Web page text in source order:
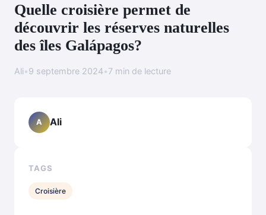
Quelle croisière permet de
découvrir les réserves naturelles
des îles Galápagos?
Ali•9 septembre 2024•7 min de lecture
A Ali
TAGS
Croisière